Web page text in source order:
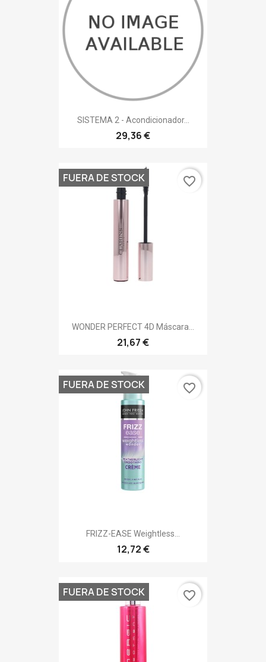
SISTEMA 2 - Acondicionador...
29,36 €
WONDER PERFECT 4D Máscara...
21,67 €
FUERA DE STOCK favorite_border
FRIZZ-EASE Weightless...
12,72 €
FUERA DE STOCK favorite_border
FUERA DE STOCK favorite_border